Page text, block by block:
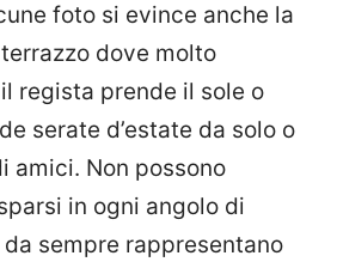
foto si evince anche la
dove molto
regista prende il sole o
serate d’estate da solo o
amici. Non possono
in ogni angolo di
sempre rappresentano